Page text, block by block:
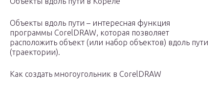
Объекты вдоль пути – интересная функция
программы CorelDRAW, которая позволяет
расположить объект (или набор объектов) вдоль пути
(траектории).
Как создать многоугольник в CorelDRAW